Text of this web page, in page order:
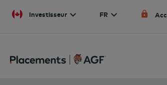
Investisseur FR